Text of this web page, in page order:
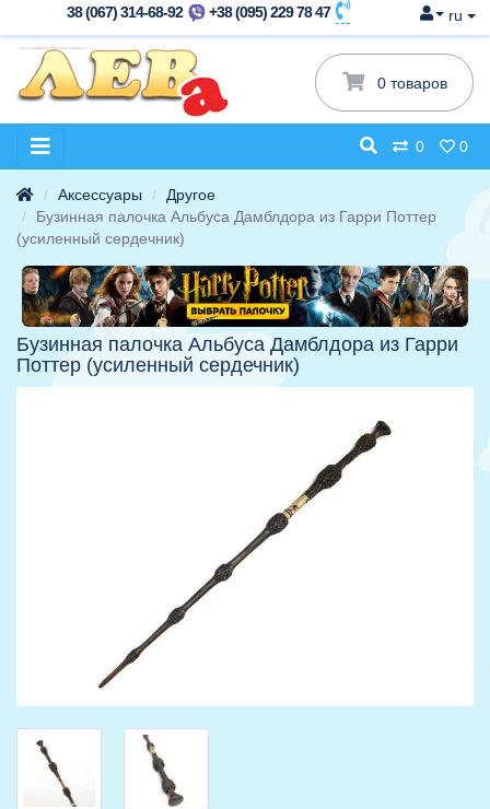
38 (067) 314-68-92 +38 (095) 229 78 47 ru
0 товаров
0 0
Аксессуары
Другое
Бузинная палочка Альбуса Дамблдора из Гарри Поттер
(усиленный сердечник)
Бузинная палочка Альбуса Дамблдора из Гарри
Поттер (усиленный сердечник)